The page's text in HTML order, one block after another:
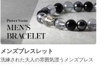
メンズブレスレット
洗練された大人の雰囲気漂うメンズブレス